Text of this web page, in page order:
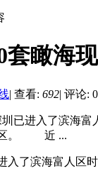
套瞰海
| 查看: 692| 评论: 0
进入了滨海富人
区。 近 ...
滨海富人区时